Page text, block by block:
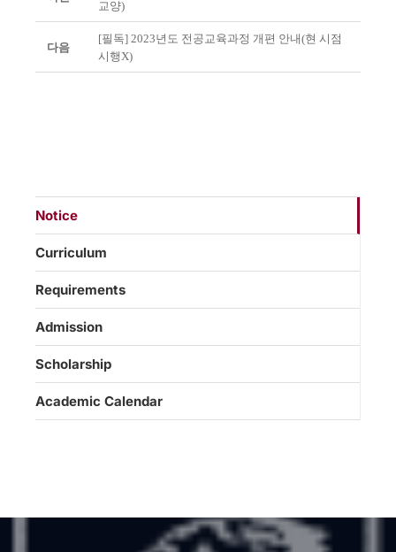
교양)
다음
[필독] 2023년도 전공교육과정 개편 안내(현 시점
시행X)
Notice
Curriculum
Requirements
Admission
Scholarship
Academic Calendar